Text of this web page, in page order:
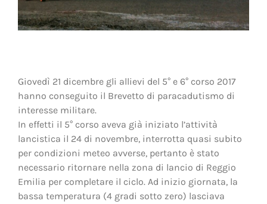
Giovedì 21 dicembre gli allievi del 5° e 6° corso 2017
hanno conseguito il Brevetto di paracadutismo di
interesse militare.
In effetti il 5° corso aveva già iniziato l’attività
lancistica il 24 di novembre, interrotta quasi subito
per condizioni meteo avverse, pertanto è stato
necessario ritornare nella zona di lancio di Reggio
Emilia per completare il ciclo. Ad inizio giornata, la
bassa temperatura (4 gradi sotto zero) lasciava